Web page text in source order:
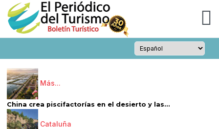
Más...
China crea piscifactorías en el desierto y las...
Cataluña